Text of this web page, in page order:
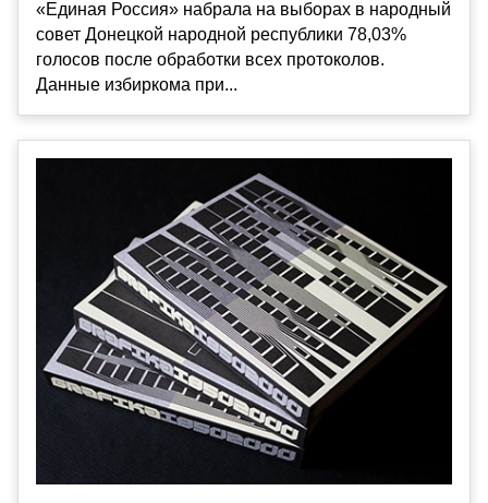
«Единая Россия» набрала на выборах в народный
совет Донецкой народной республики 78,03%
голосов после обработки всех протоколов.
Данные избиркома при...